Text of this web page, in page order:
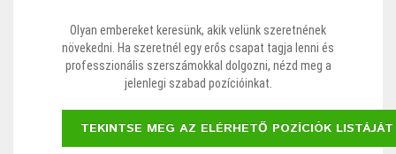
Olyan embereket keresünk, akik velünk szeretnének
növekedni. Ha szeretnél egy erős csapat tagja lenni és
professzionális szerszámokkal dolgozni, nézd meg a
jelenlegi szabad pozícióinkat.
TEKINTSE MEG AZ ELÉRHETŐ POZÍCIÓK LISTÁJÁT